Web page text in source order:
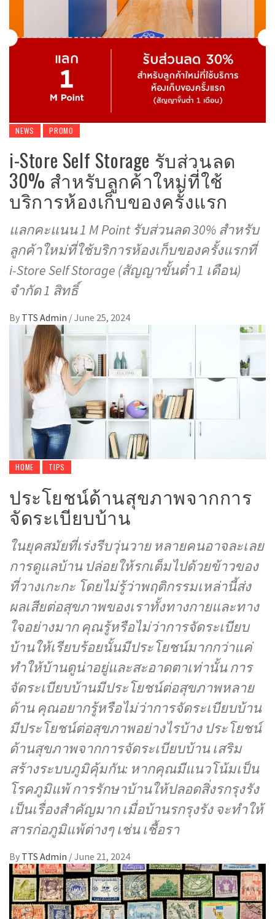
NEWS PROMO
i-Store Self Storage รับส่วนลด
30% สำหรับลูกค้าใหม่ที่ใช้
บริการห้องเก็บของครั้งแรก
แลกคะแนน 1 M Point รับส่วนลด 30% สำหรับ
ลูกค้าใหม่ที่ใช้บริการห้องเก็บของครั้งแรกที่
i-Store Self Storage (สัญญาขั้นตํ่า 1 เดือน)
จำกัด 1 สิทธิ์
By TTS Admin /June 25, 2024
HOME TIPS
ประโยชน์ด้านสุขภาพจากการ
จัดระเบียบบ้าน
ในยุคสมัยที่เร่งรีบวุ่นวาย หลายคนอาจละเลย
การดูแลบ้าน ปล่อยให้รกเต็มไปด้วยข้าวของ
ที่วางเกะกะ โดยไม่รู้ว่าพฤติกรรมเหล่านี้ส่ง
ผลเสียต่อสุขภาพของเราทั้งทางกายและทาง
ใจอย่างมาก คุณรู้หรือไม่ว่าการจัดระเบียบ
บ้านให้เรียบร้อยนั้นมีประโยชน์มากกว่าแค่
ทำให้บ้านดูน่าอยู่และสะอาดตาเท่านั้น การ
จัดระเบียบบ้านมีประโยชน์ต่อสุขภาพหลาย
ด้าน คุณอยากรู้หรือไม่ว่าการจัดระเบียบบ้าน
มีประโยชน์ต่อสุขภาพอย่างไรบ้าง ประโยชน์
ด้านสุขภาพจากการจัดระเบียบบ้าน เสริม
สร้างระบบภูมิคุ้มกัน: หากคุณมีแนวโน้มเป็น
โรคภูมิแพ้ การรักษาบ้านให้ปลอดสิ่งรกรุงรัง
เป็นเรื่องสำคัญมาก เมื่อบ้านรกรุงรัง จะทำให้
สารก่อภูมิแพ้ต่างๆ เช่น เชื้อรา
By TTS Admin /June 21, 2024